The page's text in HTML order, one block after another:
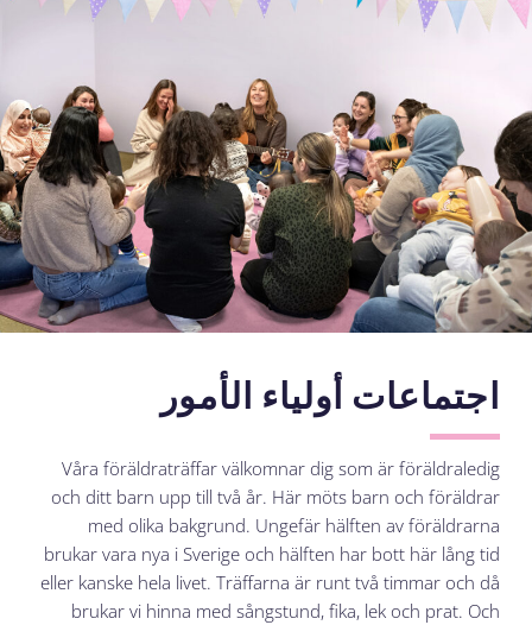
اجتماعات أولياء الأمور
Våra föräldraträffar välkomnar dig som är föräldraledig
och ditt barn upp till två år. Här möts barn och föräldrar
med olika bakgrund. Ungefär hälften av föräldrarna
brukar vara nya i Sverige och hälften har bott här lång tid
eller kanske hela livet. Träffarna är runt två timmar och då
brukar vi hinna med sångstund, fika, lek och prat. Och